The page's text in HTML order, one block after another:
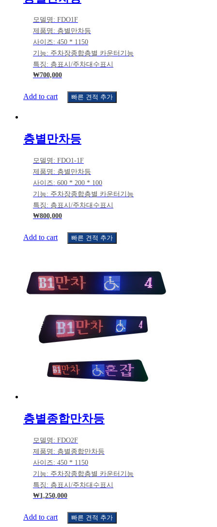
모델명: FDO1F
제품명: 층별만차등
사이즈: 450 * 1150
기능: 주차장종합층별 카운터기능
특징: 층표시/주차대수표시
₩700,000
Add to cart 빠른 견적 추가
층별만차등
모델명: FDO1-1F
제품명: 층별만차등
사이즈: 600 * 200 * 100
기능: 주차장종합층별 카운터기능
특징: 층표시/주차대수표시
₩800,000
Add to cart 빠른 견적 추가
층별종합만차등
모델명: FDO2F
제품명: 층별종합만차등
사이즈: 450 * 1150
기능: 주차장종합층별 카운터기능
특징: 층표시/주차대수표시
₩1,250,000
Add to cart 빠른 견적 추가